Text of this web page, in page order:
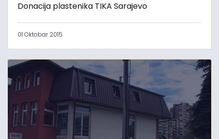
Donacija plastenika TIKA Sarajevo
01 Oktobar 2015